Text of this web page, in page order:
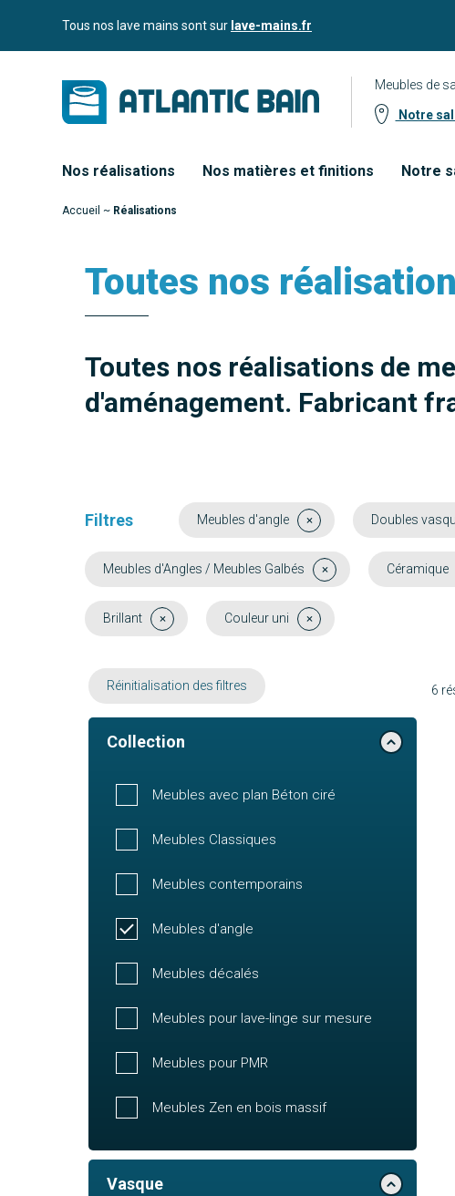
Aller auTous nos lave mains sont sur lave-mains.fr
Meubles de
Notre
Nos réalisations Nos matières et finitions Notre
Accueil ~ Réalisations
Toutes nos
Toutes nos réalisations de
d'aménagement. Fabricant
Filtres Meubles d'angle Doubles
Meubles d'Angles / Meubles Galbés Céramique
Brillant Couleur uni
Réinitialisation des filtres
Collection
Meubles avec plan Béton ciré
Meubles Classiques
Meubles contemporains
Meubles d'angle
Meubles décalés
Meubles pour lave-linge sur mesure
Meubles pour PMR
Meubles Zen en bois massif
Vasque
6